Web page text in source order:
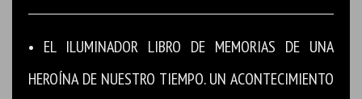
• EL ILUMINADOR LIBRO DE MEMORIAS DE UNA
HEROÍNA DE NUESTRO TIEMPO. UN ACONTECIMIENTO